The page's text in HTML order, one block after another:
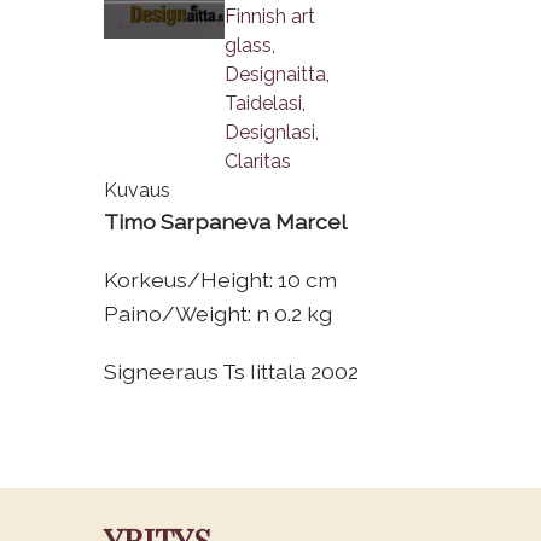
Kuvaus
Timo Sarpaneva Marcel
Korkeus/Height: 10 cm
Paino/Weight: n 0.2 kg
Signeeraus Ts Iittala 2002